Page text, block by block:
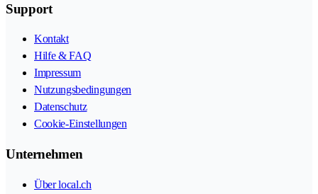
Support
Kontakt
Hilfe & FAQ
Impressum
Nutzungsbedingungen
Datenschutz
Cookie-Einstellungen
Unternehmen
Über local.ch